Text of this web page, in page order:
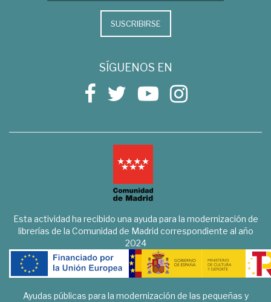
SUSCRIBIRSE
SÍGUENOS EN
Esta actividad ha recibido una ayuda para la modernización de
librerías de la Comunidad de Madrid correspondiente al año
2024
Ayudas públicas para la modernización de las pequeñas y